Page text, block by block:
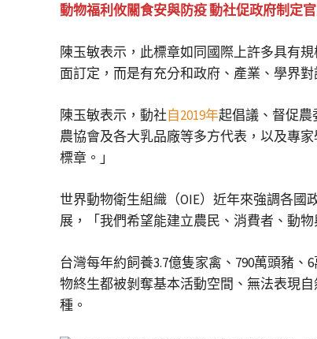
動物福利攸關食安與防疫 動社促政府制定
陳玉敏表示，此標章如同國際上許多具有
面訂定，而是有充分和政府、產業、學界對
陳玉敏表示，動社自2019年起倡議、督促
農協會及各大乳品廠等多方代表，以及專
標章。」
世界動物衛生組織（OIE）近年來強調各
展，「我們希望能建立農民、消費者、動物
台灣每年約飼養3.7億隻家禽、790萬頭豬
物終生都被剝奪基本活動空間、無法表現
種。